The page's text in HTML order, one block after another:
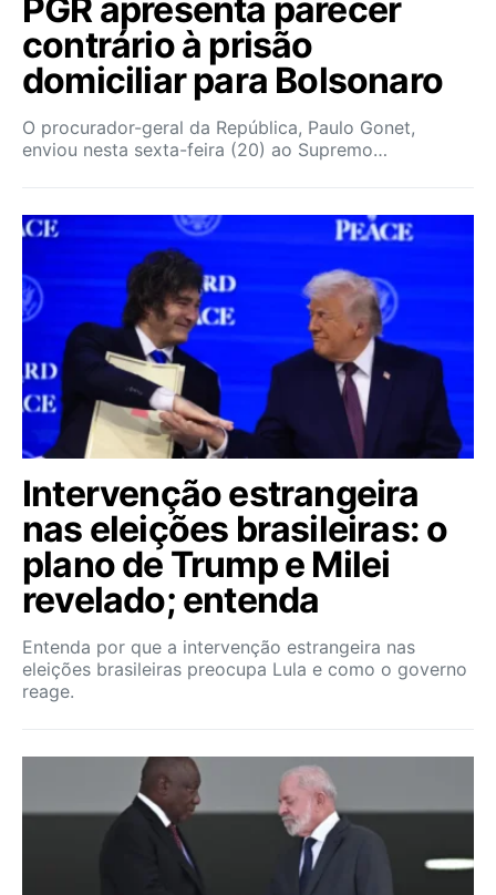
PGR apresenta parecer
contrário à prisão
domiciliar para Bolsonaro
O procurador-geral da República, Paulo Gonet,
enviou nesta sexta-feira (20) ao Supremo…
Intervenção estrangeira
nas eleições brasileiras: o
plano de Trump e Milei
revelado; entenda
Entenda por que a intervenção estrangeira nas
eleições brasileiras preocupa Lula e como o governo
reage.